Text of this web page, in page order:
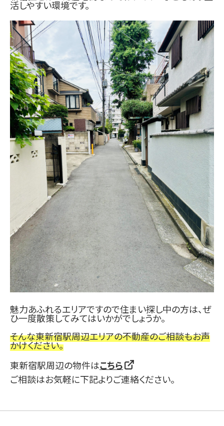
活しやすい環境です。
魅力あふれるエリアですので住まい探し中の方は、ぜ
ひ一度散策してみてはいかがでしょうか。
そんな東新宿駅周辺エリアの不動産のご相談もお声
かけください。
東新宿駅周辺の物件はこちら
ご相談はお気軽に下記よりご連絡ください。